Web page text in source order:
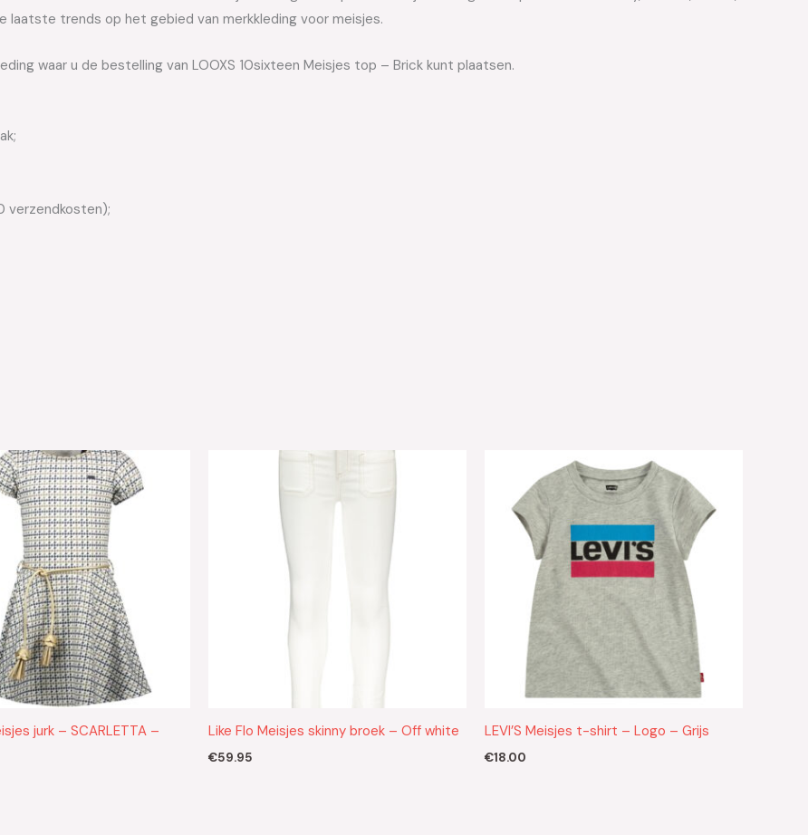
trends op het gebied van merkkleding voor meisjes.
waar u de bestelling van LOOXS 10sixteen Meisjes top – Brick kunt plaatsen.
verzendkosten);
jurk – SCARLETTA –
Like Flo Meisjes skinny broek – Off white
€59.95
LEVI’S Meisjes t-shirt – Logo – Grijs
€18.00